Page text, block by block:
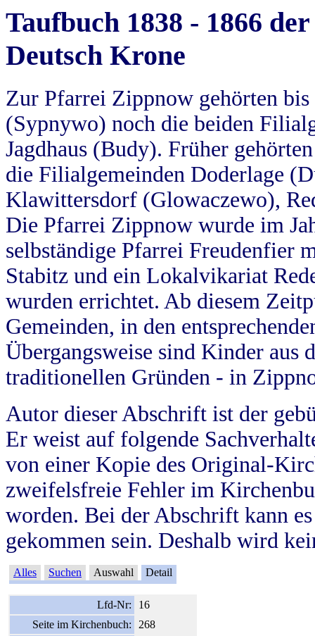
Taufbuch 1838 - 1866
Deutsch Krone
Zur Pfarrei Zippnow gehörten
(Sypnywo) noch die beiden
Jagdhaus (Budy). Früher
die Filialgemeinden Doderlage
Klawittersdorf (Glowaczewo),
Die Pfarrei Zippnow wurde im
selbständige Pfarrei Freudenfier
Stabitz und ein Lokalvikariat
wurden errichtet. Ab diesem
Gemeinden, in den
Übergangsweise sind Kinder aus
traditionellen Gründen - in
Autor dieser Abschrift ist der
Er weist auf folgende
von einer Kopie des Original-
zweifelsfreie Fehler im
worden. Bei der Abschrift kann
gekommen sein. Deshalb wird
Alles Suchen Auswahl Detail
Lfd-Nr:
16
Seite im Kirchenbuch:
268